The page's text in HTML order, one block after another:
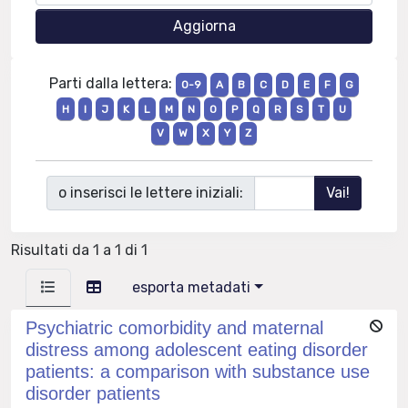
Parti dalla lettera: 0-9 A B C D E F
G
H
I J K L M N O P Q R S T
U
V
W X Y Z
o inserisci le lettere iniziali:
Risultati da 1 a 1 di 1
esporta metadati
Psychiatric comorbidity and maternal
distress among adolescent eating disorder
patients: a comparison with substance use
disorder patients